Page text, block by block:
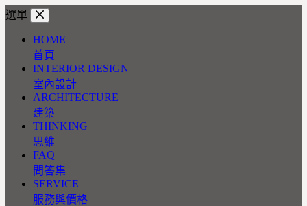
跳
選單
HOME
首頁
INTERIOR DESIGN
室內設計
ARCHITECTURE
建築
THINKING
思維
FAQ
問答集
SERVICE
服務與價格